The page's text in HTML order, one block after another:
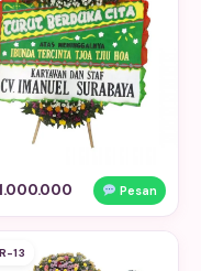
Pesan
13